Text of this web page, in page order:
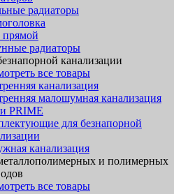
радиаторы
прямой
радиаторы
канализации
все товары
канализация
малошумная канализация
PRIME
для безнапорной
канализация
и полимерных
все товары